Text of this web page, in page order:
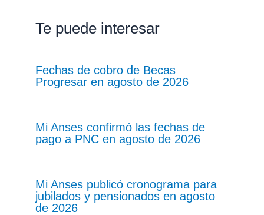
Te puede interesar
Fechas de cobro de Becas
Progresar en agosto de 2026
Mi Anses confirmó las fechas de
pago a PNC en agosto de 2026
Mi Anses publicó cronograma para
jubilados y pensionados en agosto
de 2026